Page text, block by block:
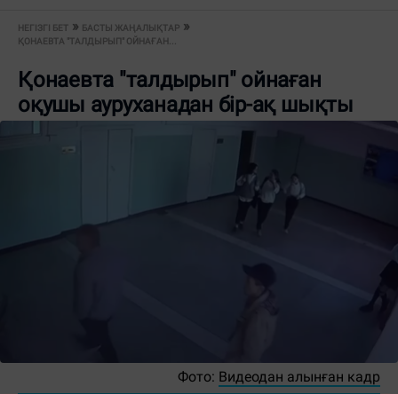
НЕГІЗГІ БЕТ
БАСТЫ ЖАҢАЛЫҚТАР
ҚОНАЕВТА "ТАЛДЫРЫП" ОЙНАҒАН...
Қонаевта "талдырып" ойнаған
оқушы ауруханадан бір-ақ шықты
Фото: Видеодан алынған кадр